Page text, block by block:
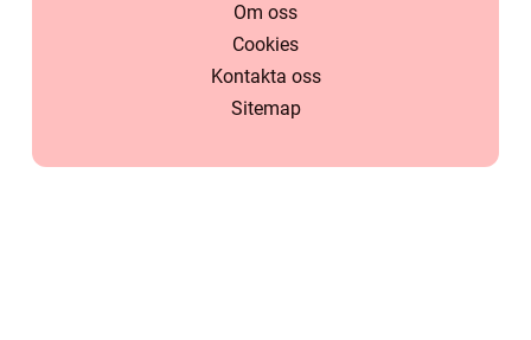
Om oss
Cookies
Kontakta oss
Sitemap